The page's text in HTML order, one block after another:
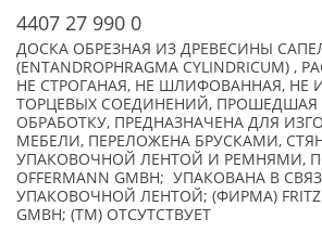
4407 27 990 0
ДОСКА ОБРЕЗНАЯ ИЗ ДРЕВЕСИНЫ
(ENTANDROPHRAGMA CYLINDRICUM)
НЕ СТРОГАНАЯ, НЕ ШЛИФОВАННАЯ,
ТОРЦЕВЫХ СОЕДИНЕНИЙ,
ОБРАБОТКУ, ПРЕДНАЗНАЧЕНА ДЛЯ
МЕБЕЛИ, ПЕРЕЛОЖЕНА БРУСКАМИ,
УПАКОВОЧНОЙ ЛЕНТОЙ И РЕМНЯМИ,
OFFERMANN GMBH; УПАКОВАНА В
УПАКОВОЧНОЙ ЛЕНТОЙ; (ФИРМА) FRITZ
GMBH; (TM) ОТСУТСТВУЕТ